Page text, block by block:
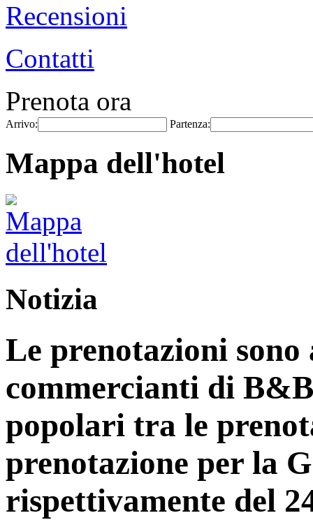
Recensioni
Contatti
Prenota ora
Arrivo: Partenza:
Mappa dell'hotel
Notizia
Le prenotazioni
commercianti di
popolari tra le
prenotazione per la
rispettivamente del